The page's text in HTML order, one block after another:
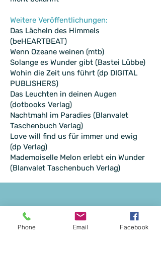
Weitere Veröffentlichungen:
Das Lächeln des Himmels
(beHEARTBEAT)
Wenn Ozeane weinen (mtb)
Solange es Wunder gibt (Bastei Lübbe)
Wohin die Zeit uns führt (dp DIGITAL
PUBLISHERS)
Das Leuchten in deinen Augen
(dotbooks Verlag)
Nachtmahl im Paradies (Blanvalet
Taschenbuch Verlag)
Love will find us für immer und ewig
(dp Verlag)
Mademoiselle Melon erlebt ein Wunder
(Blanvalet Taschenbuch Verlag)
Phone Email Facebook